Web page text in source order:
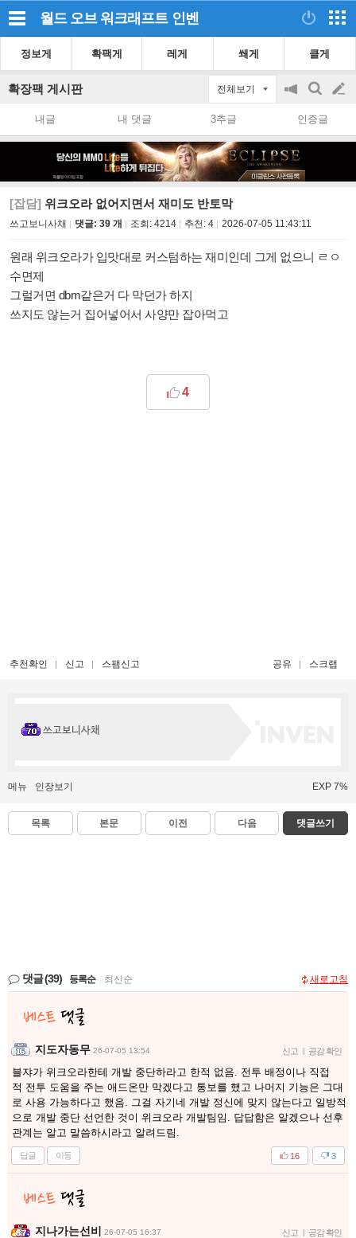
월드 오브 워크래프트 인벤
정보게 확팩게 레게 쐐게 클게
확장팩 게시판 전체보기
공
on/off
검
색
글
쓰
내글 내 댓글 3추글 인증글
[잡담] 위크오라 없어지면서 재미도 반토막
쓰고보니사채 댓글: 39 개 조회: 4214 추천: 4 2026-07-05 11:43:11
원래 위크오라가 입맛대로 커스텀하는 재미인데 그게 없으니 ㄹㅇ
수면제
그럴거면 dbm같은거 다 막던가 하지
쓰지도 않는거 집어넣어서 사양만 잡아먹고
4
추천확인 신고 스팸신고 공유 스크랩
쓰고보니사채
메뉴 인장보기 EXP 7%
목록 본문 이전 다음 댓글쓰기
댓글(39) 등록순 최신순 새로고침
지도자동무 26-07-05 13:54 신고 | 공감 확인
블쟈가 위크오라한테 개발 중단하라고 한적 없음. 전투 배정이나 직접
적 전투 도움을 주는 애드온만 막겠다고 통보를 했고 나머지 기능은 그대
로 사용 가능하다고 했음. 그걸 자기네 개발 정신에 맞지 않는다고 일방적
으로 개발 중단 선언한 것이 위크오라 개발팀임. 답답함은 알겠으나 선후
관계는 알고 말씀하시라고 알려드림.
답글 이동 3
16
지나가는선비 26-07-05 16:37 신고 | 공감 확인